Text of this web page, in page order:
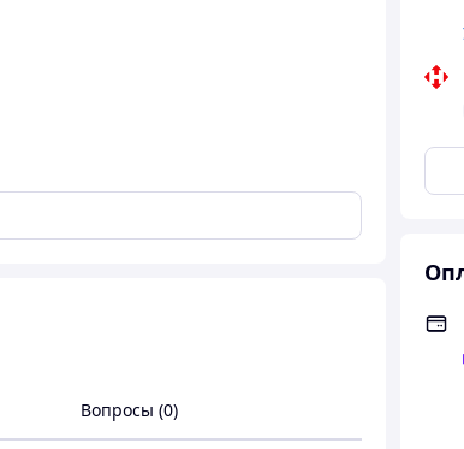
на водной основе
чувства сухости, раздражения, тогда
которые способны
Вопросы (0)